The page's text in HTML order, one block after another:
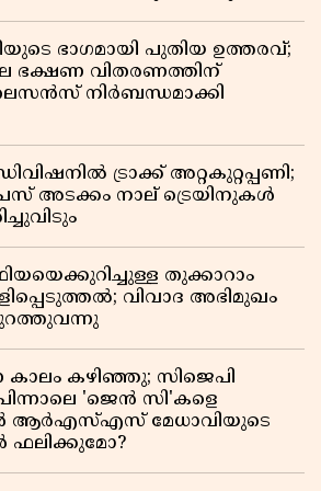
ഭാഗമായി പുതിയ ഉത്തരവ്;
ഭക്ഷണ വിതരണത്തിന്
നിർബന്ധമാക്കി
ട്രാക്ക് അറ്റകുറ്റപ്പണി;
അടക്കം നാല് ട്രെയിനുകൾ
തുക്കാറാം
വിവാദ അഭിമുഖം
കഴിഞ്ഞു; സിജെപി
'ജെൻ സി'കളെ
ആർഎസ്എസ് മേധാവിയുടെ
ഫലിക്കുമോ?